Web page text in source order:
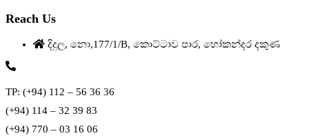
Reach Us
දිදුල, නො,177/1/B, කොට්ටාව පාර, හෝකන්දර දකුණ
TP: (+94) 112 – 56 36 36
(+94) 114 – 32 39 83
(+94) 770 – 03 16 06